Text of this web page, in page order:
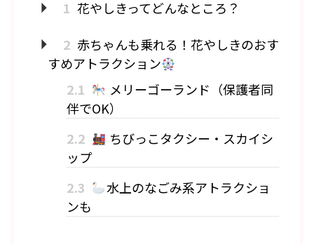
1 花やしきってどんなところ？
2 赤ちゃんも乗れる！花やしきのおす
すめアトラクション
2.1
メリーゴーランド（保護者同
伴でOK）
2.2
ちびっこタクシー・スカイシ
ップ
2.3
水上のなごみ系アトラクショ
ンも